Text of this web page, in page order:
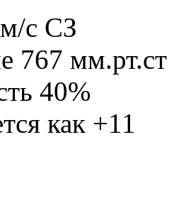
с СЗ
767 мм.рт.ст
40%
как +11